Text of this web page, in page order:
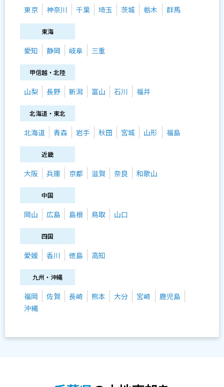
東京 神奈川 千葉 埼玉 茨城 栃木 群馬
東海
愛知 静岡 岐阜 三重
甲信越・北陸
山梨 長野 新潟 富山 石川 福井
北海道・東北
北海道 青森 岩手 秋田 宮城 山形 福島
近畿
大阪 兵庫 京都 滋賀 奈良 和歌山
中国
岡山 広島 島根 鳥取 山口
四国
愛媛 香川 徳島 高知
九州・沖縄
福岡 佐賀 長崎 熊本 大分 宮崎
鹿児島
沖縄